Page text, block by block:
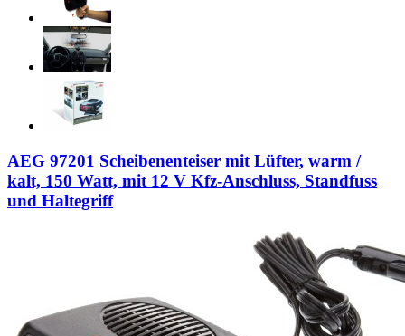
AEG 97201 Scheibenenteiser mit Lüfter, warm /
kalt, 150 Watt, mit 12 V Kfz-Anschluss, Standfuss
und Haltegriff